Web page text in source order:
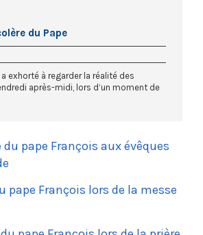
du Pape
a exhorté à regarder la réalité des
après-midi, lors d’un moment de
du pape François aux évêques
pape François lors de la messe